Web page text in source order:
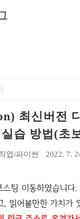
최신버전
습 방법(초
업/파이썬 2022. 7.
스팅 이동하였습니다.
, 읽어볼만한 가치가